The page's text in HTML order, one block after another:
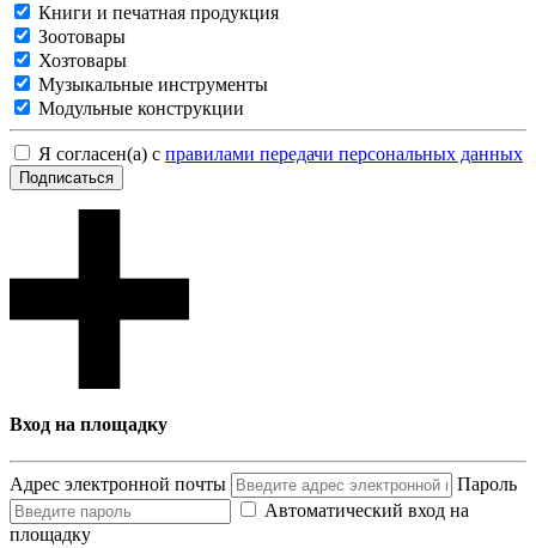
Книги и печатная продукция
Зоотовары
Хозтовары
Музыкальные инструменты
Модульные конструкции
Я согласен(а) с правилами передачи персональных данных
Подписаться
Вход на площадку
Адрес электронной почты
Пароль
Автоматический вход на
площадку